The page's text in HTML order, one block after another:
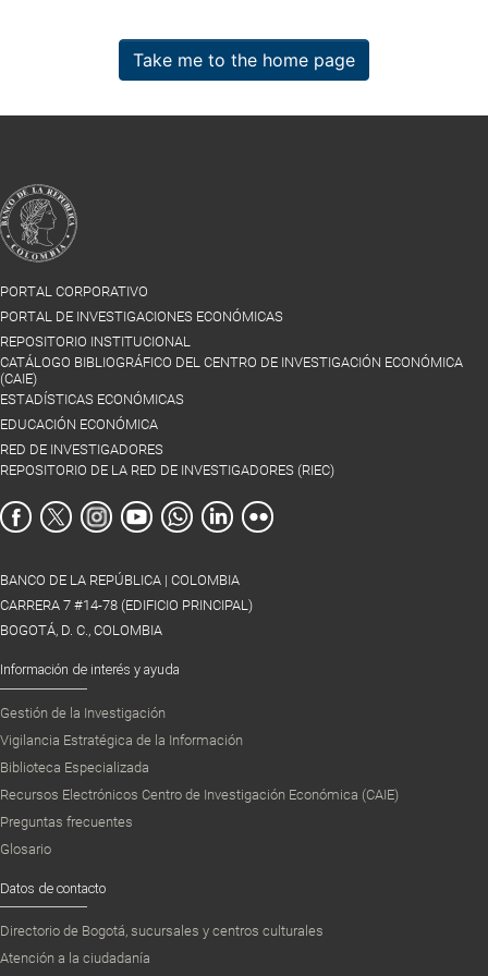
Take me to the home page
PORTAL CORPORATIVO
PORTAL DE INVESTIGACIONES ECONÓMICAS
REPOSITORIO INSTITUCIONAL
CATÁLOGO BIBLIOGRÁFICO DEL CENTRO DE INVESTIGACIÓN ECONÓMICA
(CAIE)
ESTADÍSTICAS ECONÓMICAS
EDUCACIÓN ECONÓMICA
RED DE INVESTIGADORES
REPOSITORIO DE LA RED DE INVESTIGADORES (RIEC)
BANCO DE LA REPÚBLICA | COLOMBIA
CARRERA 7 #14-78 (EDIFICIO PRINCIPAL)
BOGOTÁ, D. C., COLOMBIA
Información de interés y ayuda
Gestión de la Investigación
Vigilancia Estratégica de la Información
Biblioteca Especializada
Recursos Electrónicos Centro de Investigación Económica (CAIE)
Preguntas frecuentes
Glosario
Datos de contacto
Directorio de Bogotá, sucursales y centros culturales
Atención a la ciudadanía